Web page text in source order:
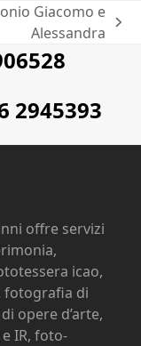
Giacomo e
Alessandra
2945393
offre servizi
icao,
fotografia di
opere d’arte,
IR, foto-